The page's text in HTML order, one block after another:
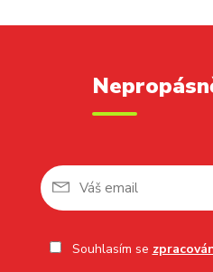
Souhlasím se